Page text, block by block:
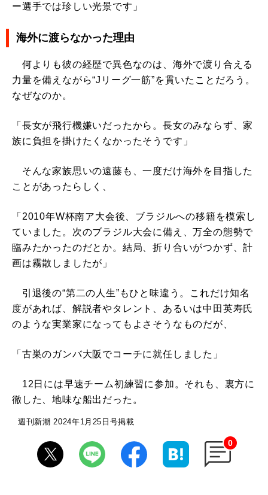
ー選手では珍しい光景です」
海外に渡らなかった理由
何よりも彼の経歴で異色なのは、海外で渡り合える
力量を備えながら“Jリーグ一筋”を貫いたことだろう。
なぜなのか。
「長女が飛行機嫌いだったから。長女のみならず、家
族に負担を掛けたくなかったそうです」
そんな家族思いの遠藤も、一度だけ海外を目指した
ことがあったらしく、
「2010年W杯南ア大会後、ブラジルへの移籍を模索し
ていました。次のブラジル大会に備え、万全の態勢で
臨みたかったのだとか。結局、折り合いがつかず、計
画は霧散しましたが」
引退後の“第二の人生”もひと味違う。これだけ知名
度があれば、解説者やタレント、あるいは中田英寿氏
のような実業家になってもよさそうなものだが、
「古巣のガンバ大阪でコーチに就任しました」
12日には早速チーム初練習に参加。それも、裏方に
徹した、地味な船出だった。
週刊新潮 2024年1月25日号掲載
0